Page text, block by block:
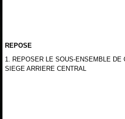
REPOSE
1. REPOSER LE SOUS-ENSEMBLE DE
SIEGE ARRIERE CENTRAL